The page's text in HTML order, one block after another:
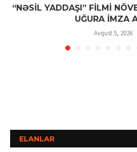
“NƏSİL YADDAŞI” FİLMİ
UĞURA İMZA
Avqust 5, 2026
ELANLAR